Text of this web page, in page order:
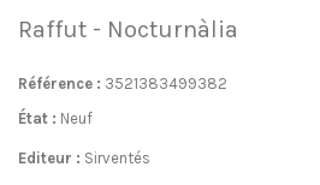
Raffut - Nocturnàlia
Référence : 3521383499382
État : Neuf
Editeur : Sirventés